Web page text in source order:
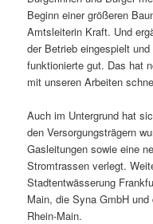
Beginn einer größeren
Amtsleiterin Kraft. Und
der Betrieb eingespielt
funktionierte gut. Das hat
mit unseren Arbeiten
Auch im Untergrund hat
den Versorgungsträgern
Gasleitungen sowie eine
Stromtrassen verlegt.
Stadtentwässerung
Main, die Syna GmbH
Rhein-Main.